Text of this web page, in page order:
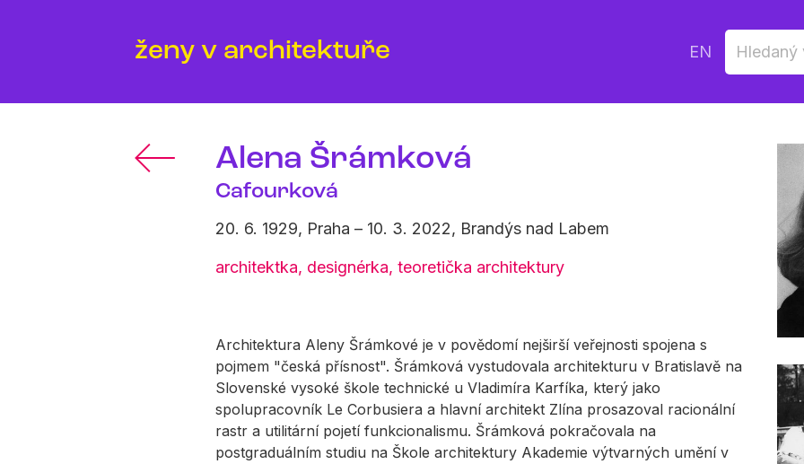
ženy v architektuře EN
Alena Šrámková
Cafourková
20. 6. 1929, Praha – 10. 3. 2022, Brandýs nad Labem
architektka, designérka, teoretička architektury
Architektura Aleny Šrámkové je v povědomí nejširší veřejnosti spojena s
pojmem "česká přísnost". Šrámková vystudovala architekturu v Bratislavě na
Slovenské vysoké škole technické u Vladimíra Karfíka, který jako
spolupracovník Le Corbusiera a hlavní architekt Zlína prosazoval racionální
rastr a utilitární pojetí funkcionalismu. Šrámková pokračovala na
postgraduálním studiu na Škole architektury Akademie výtvarných umění v